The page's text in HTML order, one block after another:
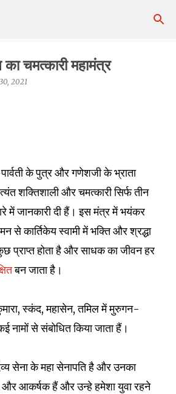
चमत्कारी महामंत्र
2021
के पुत्र और गणेशजी के भ्राता
शक्तिशाली और चमत्कारी सिर्फ तीन
में जानकारी दी हैं। इस मंत्र में भयंकर
से कार्तिकेय स्वामी में भक्ति और श्रद्धा
होता है और साधक का जीवन हर
बन जाता है।
स्कंद, महासेन, तमिल में मुरुगन-
से संबोधित किया जाता हैं।
सेना के महा सेनापति है और उनका
आकर्षक हैं और उन्हे हमेशा युवा रहने